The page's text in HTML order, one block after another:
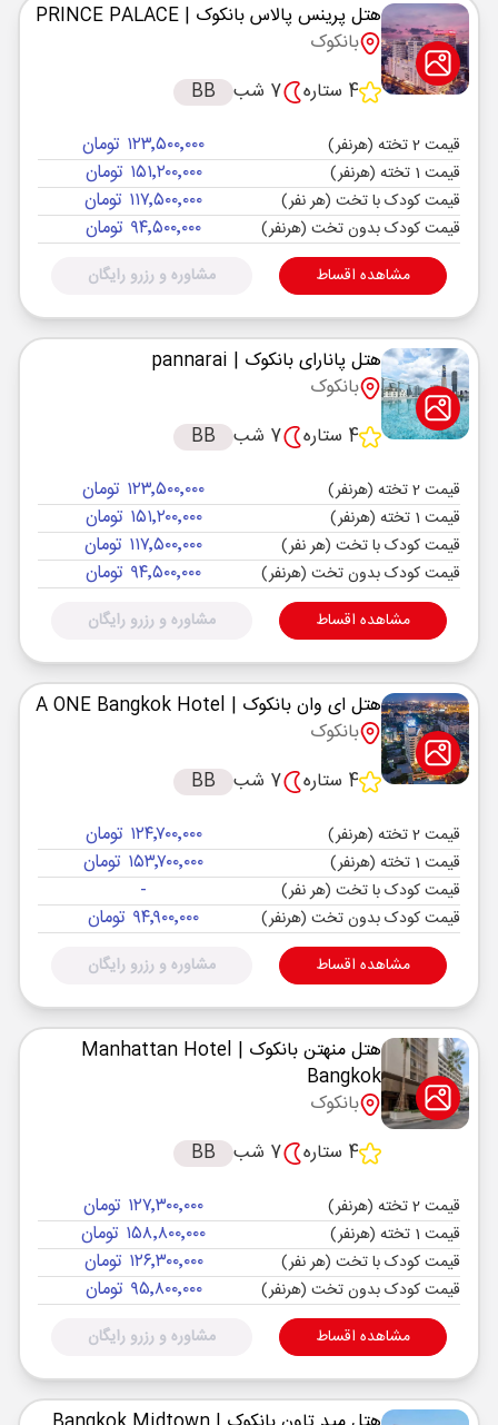
هتل پرینس پالاس بانکوک | PRINCE PALACE
بانکوک
4 ستاره
7 شب BB
قیمت 2 تخته (هرنفر) ۱۲۳٬۵۰۰٬۰۰۰ تومان
قیمت 1 تخته (هرنفر) ۱۵۱٬۲۰۰٬۰۰۰ تومان
قیمت کودک با تخت (هر نفر) ۱۱۷٬۵۰۰٬۰۰۰ تومان
قیمت کودک بدون تخت (هرنفر) ۹۴٬۵۰۰٬۰۰۰ تومان
مشاهده اقساط مشاوره و رزرو رایگان
هتل پانارای بانکوک | pannarai
بانکوک
4 ستاره
7 شب BB
قیمت 2 تخته (هرنفر) ۱۲۳٬۵۰۰٬۰۰۰ تومان
قیمت 1 تخته (هرنفر) ۱۵۱٬۲۰۰٬۰۰۰ تومان
قیمت کودک با تخت (هر نفر) ۱۱۷٬۵۰۰٬۰۰۰ تومان
قیمت کودک بدون تخت (هرنفر) ۹۴٬۵۰۰٬۰۰۰ تومان
مشاهده اقساط مشاوره و رزرو رایگان
هتل ای وان بانکوک | A ONE Bangkok Hotel
بانکوک
4 ستاره
7 شب BB
قیمت 2 تخته (هرنفر) ۱۲۴٬۷۰۰٬۰۰۰ تومان
قیمت 1 تخته (هرنفر) ۱۵۳٬۷۰۰٬۰۰۰ تومان
قیمت کودک با تخت (هر نفر) -
قیمت کودک بدون تخت (هرنفر) ۹۴٬۹۰۰٬۰۰۰ تومان
مشاهده اقساط مشاوره و رزرو رایگان
هتل منهتن بانکوک
| Manhattan Hotel
Bangkok
بانکوک
4 ستاره
7 شب BB
قیمت 2 تخته (هرنفر) ۱۲۷٬۳۰۰٬۰۰۰ تومان
قیمت 1 تخته (هرنفر) ۱۵۸٬۸۰۰٬۰۰۰ تومان
قیمت کودک با تخت (هر نفر) ۱۲۶٬۳۰۰٬۰۰۰ تومان
قیمت کودک بدون تخت (هرنفر) ۹۵٬۸۰۰٬۰۰۰ تومان
مشاهده اقساط مشاوره و رزرو رایگان